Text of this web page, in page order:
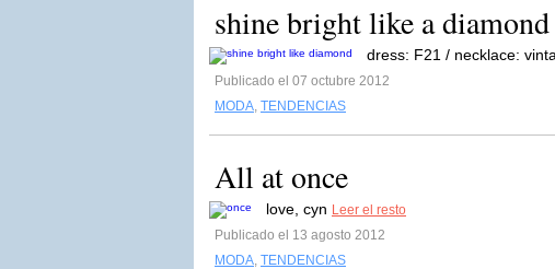
shine bright like a diamond
dress: F21 / necklace:
Publicado el 07 octubre 2012
MODA, TENDENCIAS
All at once
love, cyn Leer el resto
Publicado el 13 agosto 2012
MODA, TENDENCIAS